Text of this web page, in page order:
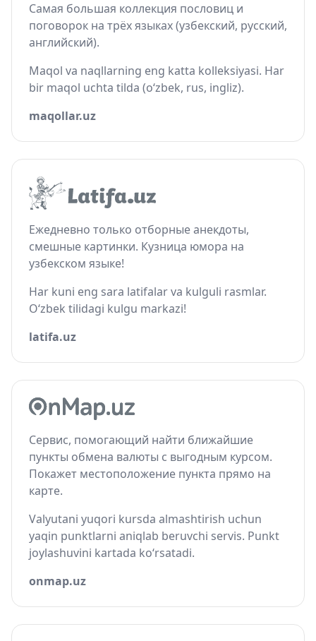
Самая большая коллекция пословиц и
поговорок на трёх языках (узбекский, русский,
английский).
Maqol va naqllarning eng katta kolleksiyasi. Har
bir maqol uchta tilda (o‘zbek, rus, ingliz).
maqollar.uz
Ежедневно только отборные анекдоты,
смешные картинки. Кузница юмора на
узбекском языке!
Har kuni eng sara latifalar va kulguli rasmlar.
O‘zbek tilidagi kulgu markazi!
latifa.uz
Сервис, помогающий найти ближайшие
пункты обмена валюты с выгодным курсом.
Покажет местоположение пункта прямо на
карте.
Valyutani yuqori kursda almashtirish uchun
yaqin punktlarni aniqlab beruvchi servis. Punkt
joylashuvini kartada ko‘rsatadi.
onmap.uz